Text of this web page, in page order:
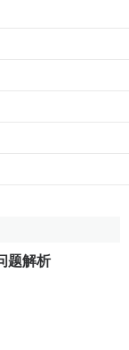
率市場、半強型
所自成立到1994
上海和深圳股價
案公告為樣本，對
分析，以檢驗市
已經能夠較快地
迅速反映某些
题解析